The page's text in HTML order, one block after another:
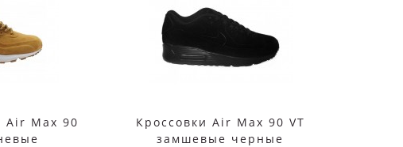
Air Max 90
Кроссовки Air Max 90 VT
замшевые черные